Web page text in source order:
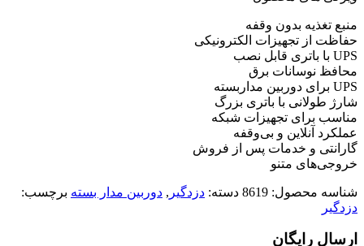
منبع تغذیه بدون وقفه
حفاظت از تجهیزات الکترونیکی
UPS با باتری قابل نصب
محافظ نوسانات برق
UPS برای دوربین مداربسته
شارژ طولانی با باتری بزرگ
مناسب برای تجهیزات شبکه
عملکرد آنلاین و بی‌وقفه
گارانتی و خدمات پس از فروش
خروجی‌های متنو
شناسه محصول: 8619 دسته: دزدگیر , دوربین مدار بسته برچسب:
دزدگیر
ارسال رایگان